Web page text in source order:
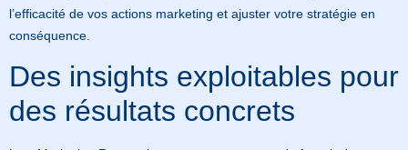
l’efficacité de vos actions marketing et ajuster votre stratégie en
conséquence.
Des insights exploitables pour
des résultats concrets